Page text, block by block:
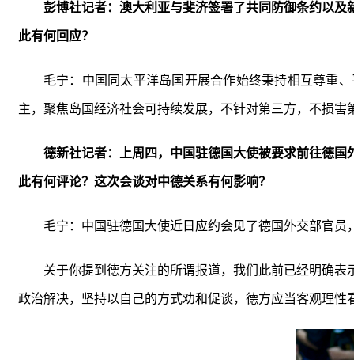
彭博社记者：澳大利亚与斐济签署了共同防御条约以
此有何回应？
毛宁：中国同太平洋岛国开展合作始终秉持相互尊重
主，聚焦岛国经济社会可持续发展，不针对第三方，不损害
德新社记者：上周四，中国驻德国大使被要求前往德
此有何评论？这次会谈对中德关系有何影响？
毛宁：中国驻德国大使近日应约会见了德国外交部官
关于你提到德方关注的所谓报道，我们此前已经明确
政治解决，坚持以自己的方式劝和促谈，德方应当客观理性